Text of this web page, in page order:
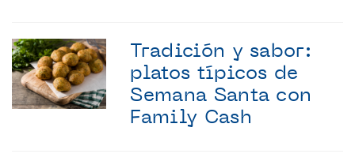
Tradición y sabor:
platos típicos de
Semana Santa con
Family Cash